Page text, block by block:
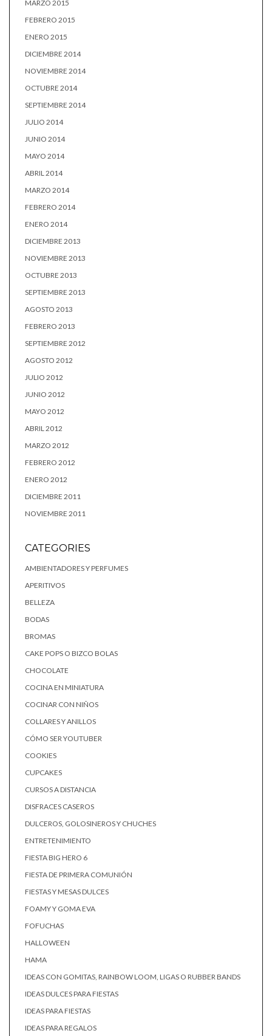
MARZO 2015
FEBRERO 2015
ENERO 2015
DICIEMBRE 2014
NOVIEMBRE 2014
OCTUBRE 2014
SEPTIEMBRE 2014
JULIO 2014
JUNIO 2014
MAYO 2014
ABRIL 2014
MARZO 2014
FEBRERO 2014
ENERO 2014
DICIEMBRE 2013
NOVIEMBRE 2013
OCTUBRE 2013
SEPTIEMBRE 2013
AGOSTO 2013
FEBRERO 2013
SEPTIEMBRE 2012
AGOSTO 2012
JULIO 2012
JUNIO 2012
MAYO 2012
ABRIL 2012
MARZO 2012
FEBRERO 2012
ENERO 2012
DICIEMBRE 2011
NOVIEMBRE 2011
CATEGORIES
AMBIENTADORES Y PERFUMES
APERITIVOS
BELLEZA
BODAS
BROMAS
CAKE POPS O BIZCO BOLAS
CHOCOLATE
COCINA EN MINIATURA
COCINAR CON NIÑOS
COLLARES Y ANILLOS
CÓMO SER YOUTUBER
COOKIES
CUPCAKES
CURSOS A DISTANCIA
DISFRACES CASEROS
DULCEROS, GOLOSINEROS Y CHUCHES
ENTRETENIMIENTO
FIESTA BIG HERO 6
FIESTA DE PRIMERA COMUNIÓN
FIESTAS Y MESAS DULCES
FOAMY Y GOMA EVA
FOFUCHAS
HALLOWEEN
HAMA
IDEAS CON GOMITAS, RAINBOW LOOM, LIGAS O RUBBER BANDS
IDEAS DULCES PARA FIESTAS
IDEAS PARA FIESTAS
IDEAS PARA REGALOS